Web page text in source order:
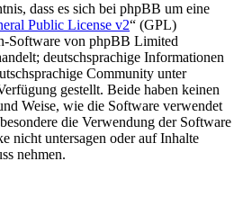
dass es sich bei phpBB um eine
Public License v2“ (GPL)
Software von phpBB Limited
deutschsprachige Informationen
Community unter
gestellt. Beide haben keinen
Weise, wie die Software verwendet
die Verwendung der Software
nicht untersagen oder auf Inhalte
nehmen.